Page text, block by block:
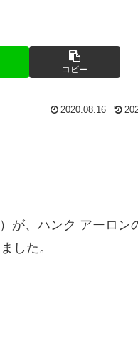
コピー
2020.08.16
が、ハンク アーロン
した。